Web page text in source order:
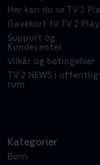
Her kan du se TV 2
Gavekort til TV 2 Play
Support og
Kundecenter
Vilkår og betingelser
TV 2 NEWS i
rum
Kategorier
Børn